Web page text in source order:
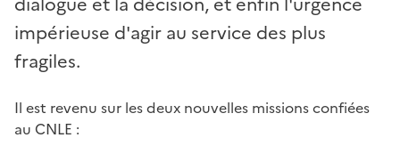
impérieuse d'agir au service des plus
fragiles.
Il est revenu sur les deux nouvelles missions confiées
au CNLE :